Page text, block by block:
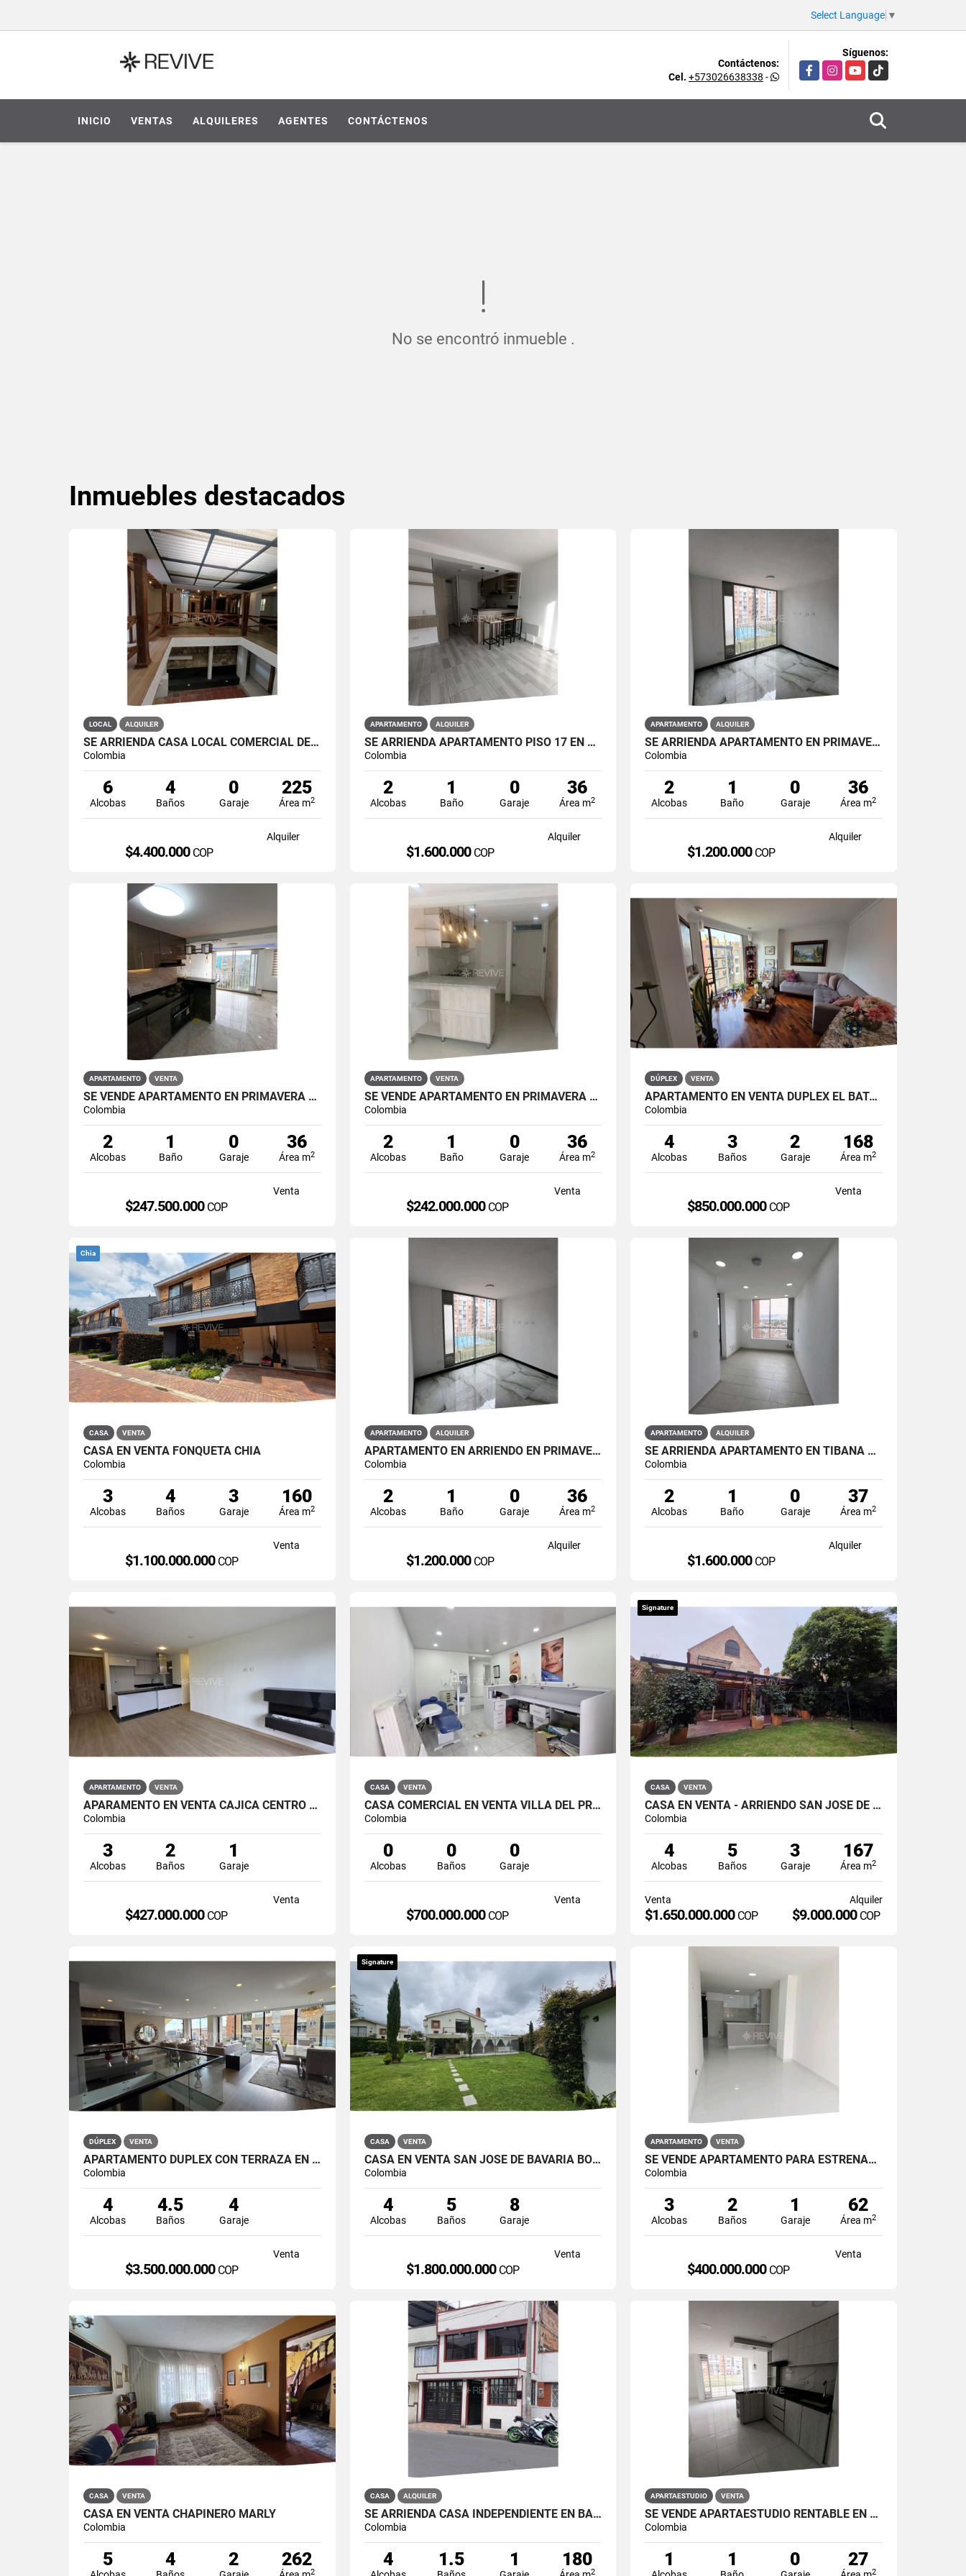
Select Language ▼
Contáctenos:
Cel. +573026638338 -
Síguenos:
FacebookInstagramYouTubeTikTok
INICIO VENTAS ALQUILERES AGENTES CONTÁCTENOS
No se encontró inmueble .
Inmuebles destacados
LOCAL ALQUILER
SE ARRIENDA CASA LOCAL COMERCIAL DE 2 NIVELES EN LA CANDELARIA
Colombia
6
Alcobas
4
Baños
0
Garaje
225
Área m2
Alquiler
$4.400.000 COP
APARTAMENTO ALQUILER
SE ARRIENDA APARTAMENTO PISO 17 EN PRIMAVERA 6-39 PUENTE ARANDA
Colombia
2
Alcobas
1
Baño
0
Garaje
36
Área m2
Alquiler
$1.600.000 COP
APARTAMENTO ALQUILER
SE ARRIENDA APARTAMENTO EN PRIMAVERA 6-39 ET 2 PISO 3 PARS ESTRENAR
Colombia
2
Alcobas
1
Baño
0
Garaje
36
Área m2
Alquiler
$1.200.000 COP
APARTAMENTO VENTA
SE VENDE APARTAMENTO EN PRIMAVERA PUENTE ARANDA
Colombia
2
Alcobas
1
Baño
0
Garaje
36
Área m2
Venta
$247.500.000 COP
APARTAMENTO VENTA
SE VENDE APARTAMENTO EN PRIMAVERA 6-39 ET 2 PUENTE ARANDA
Colombia
2
Alcobas
1
Baño
0
Garaje
36
Área m2
Venta
$242.000.000 COP
DÚPLEX VENTA
APARTAMENTO EN VENTA DÚPLEX EL BATÁN
Colombia
4
Alcobas
3
Baños
2
Garaje
168
Área m2
Venta
$850.000.000 COP
Chia
CASA VENTA
CASA EN VENTA FONQUETÁ CHÍA
Colombia
3
Alcobas
4
Baños
3
Garaje
160
Área m2
Venta
$1.100.000.000 COP
APARTAMENTO ALQUILER
APARTAMENTO EN ARRIENDO EN PRIMAVERA PUENTE ARANDA PRIMAVERA 6-39 ET 2
Colombia
2
Alcobas
1
Baño
0
Garaje
36
Área m2
Alquiler
$1.200.000 COP
APARTAMENTO ALQUILER
SE ARRIENDA APARTAMENTO EN TIBANA OUENTE ARANDA CONJUNTO OPORTO
Colombia
2
Alcobas
1
Baño
0
Garaje
37
Área m2
Alquiler
$1.600.000 COP
APARTAMENTO VENTA
APARAMENTO EN VENTA CAJICÁ CENTRO CAMPUS CLUB RESERVADO
Colombia
3
Alcobas
2
Baños
1
Garaje
Venta
$427.000.000 COP
CASA VENTA
CASA COMERCIAL EN VENTA VILLA DEL PRADO BOGOTÁ NORTE
Colombia
0
Alcobas
0
Baños
0
Garaje
Venta
$700.000.000 COP
Signature
CASA VENTA
CASA EN VENTA - ARRIENDO SAN JOSÉ DE BAVARIA
Colombia
4
Alcobas
5
Baños
3
Garaje
167
Área m2
Venta
$1.650.000.000 COP
Alquiler
$9.000.000 COP
DÚPLEX VENTA
APARTAMENTO DÚPLEX CON TERRAZA EN VENTA BELLA SUIZA USAQUÉN BOGOTÁ
Colombia
4
Alcobas
4.5
Baños
4
Garaje
Venta
$3.500.000.000 COP
Signature
CASA VENTA
CASA EN VENTA SAN JOSÉ DE BAVARIA BOGOTÁ
Colombia
4
Alcobas
5
Baños
8
Garaje
Venta
$1.800.000.000 COP
APARTAMENTO VENTA
SE VENDE APARTAMENTO PARA ESTRENAR EN EL BARRIO RESTREPO
Colombia
3
Alcobas
2
Baños
1
Garaje
62
Área m2
Venta
$400.000.000 COP
CASA VENTA
CASA EN VENTA CHAPINERO MARLY
Colombia
5 4 2 262
2
CASA ALQUILER
SE ARRIENDA CASA INDEPENDIENTE EN BARRIO QUIROGA SUR
Colombia
4 1.5 1 180
2
APARTAESTUDIO VENTA
SE VENDE APARTAESTUDIO RENTABLE EN PRIMAVERA 6-39 ET 2
Colombia
1 1 0 27
2